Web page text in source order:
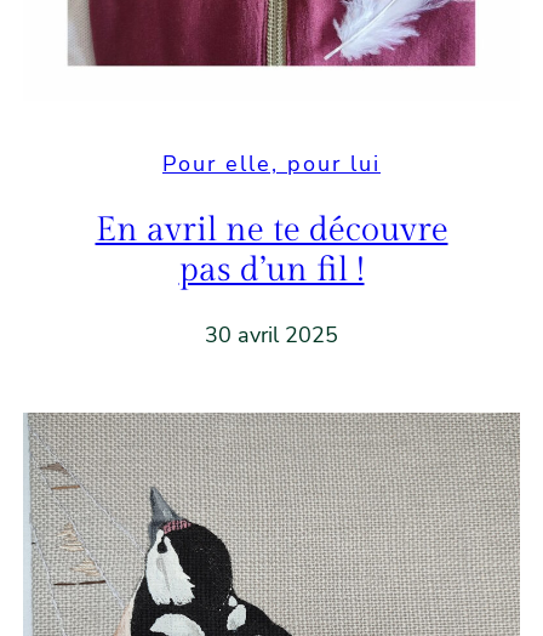
Pour elle, pour lui
En avril ne te découvre
pas d’un fil !
30 avril 2025